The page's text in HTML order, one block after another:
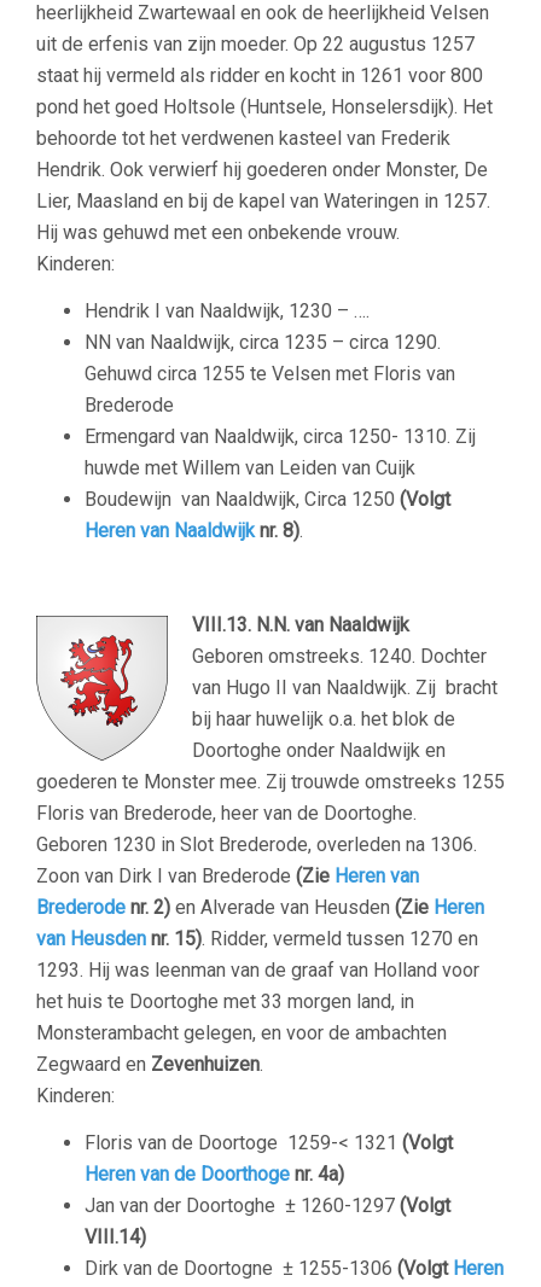
heerlijkheid Zwartewaal en ook de heerlijkheid Velsen
uit de erfenis van zijn moeder. Op 22 augustus 1257
staat hij vermeld als ridder en kocht in 1261 voor 800
pond het goed Holtsole (Huntsele, Honselersdijk). Het
behoorde tot het verdwenen kasteel van Frederik
Hendrik. Ook verwierf hij goederen onder Monster, De
Lier, Maasland en bij de kapel van Wateringen in 1257.
Hij was gehuwd met een onbekende vrouw.
Kinderen:
Hendrik I van Naaldwijk, 1230 – ….
NN van Naaldwijk, circa 1235 – circa 1290.
Gehuwd circa 1255 te Velsen met Floris van
Brederode
Ermengard van Naaldwijk, circa 1250- 1310. Zij
huwde met Willem van Leiden van Cuijk
Boudewijn van Naaldwijk, Circa 1250 (Volgt
Heren van Naaldwijknr. 8).
VIII.13. N.N. van Naaldwijk
Geboren omstreeks. 1240. Dochter
van Hugo II van Naaldwijk. Zij bracht
bij haar huwelijk o.a. het blok de
Doortoghe onder Naaldwijk en
goederen te Monster mee. Zij trouwde omstreeks 1255
Floris van Brederode, heer van de Doortoghe.
Geboren 1230 in Slot Brederode, overleden na 1306.
Zoon van Dirk I van Brederode (Zie Heren van
Brederode nr. 2) en Alverade van Heusden (Zie Heren
van Heusden nr. 15). Ridder, vermeld tussen 1270 en
1293. Hij was leenman van de graaf van Holland voor
het huis te Doortoghe met 33 morgen land, in
Monsterambacht gelegen, en voor de ambachten
Zegwaard en Zevenhuizen.
Kinderen:
Floris van de Doortoge 1259-< 1321 (Volgt
Heren van de Doorthoge nr. 4a)
Jan van der Doortoghe ± 1260-1297 (Volgt
VIII.14)
Dirk van de Doortogne ± 1255-1306 (Volgt Heren